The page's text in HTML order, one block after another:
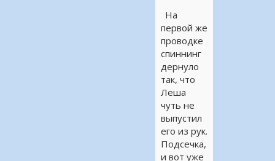
На
первой же
проводке
спиннинг
дернуло
так, что
Леша
чуть не
выпустил
его из рук.
Подсечка,
и вот уже